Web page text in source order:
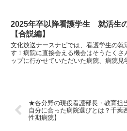
2025年卒以降看護学生 就活生
【合説編】
文化放送ナースナビでは、看護学生の就
す！病院に直接会える機会はそうたくさ
ップに行かせていただいた病院、病院見
★各分野の現役看護部長・教育担
自分に合った病院選びとは？千葉
性期病院】